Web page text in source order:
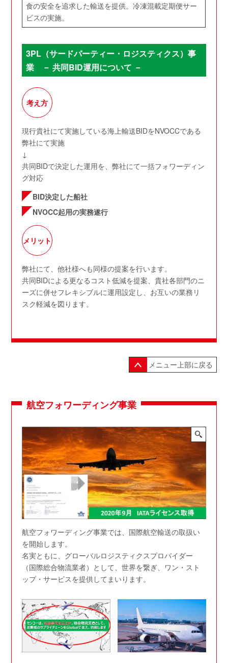
食の安全を追求した輸送を提供。冷凍混載定期便サー
ビスの実施。
3PL（サードパーティー・ロジスティクス）事
業 － 共同BID運用について －
考え方
現行貴社にて実施している海上輸送BIDをNVOCCである
弊社にて実施
↓
共同BIDで決定した運用を、弊社にて一括フォワーディン
グ対応
BID決定した船社
NVOCC起用の実務遂行
メリット
弊社にて、他社様へも同様の提案を行います。
共同BIDによる更なるコスト低減を提案、貴社各部門のニ
ーズに併せフレキシブルに運用設定し、お互いの業務リ
スク軽減を図ります。
メニュー上部に戻る
航空フォワーディング事業
航空フォワーディング事業では、国際航空輸送の取扱い
を開始します。
名実ともに、グローバルロジスティクスプロバイダー
（国際総合物流業者）として、世界を繋ぎ、ワン・スト
ップ・サービスを提供してまいります。